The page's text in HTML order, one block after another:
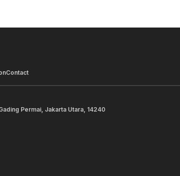
Contact
Permai, Jakarta Utara, 14240